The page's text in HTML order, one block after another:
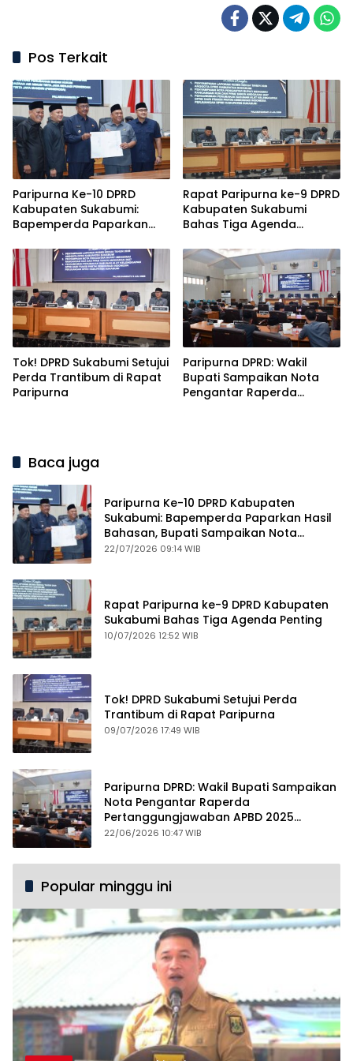
Pos Terkait
Paripurna Ke-10 DPRD
Kabupaten Sukabumi:
Bapemperda Paparkan
Sampaikan Nota
Pengantar PDAM
Rapat Paripurna ke-9 DPRD
Kabupaten Sukabumi
Bahas Tiga Agenda
Tok! DPRD Sukabumi Setujui
Perda Trantibum di Rapat
Paripurna
Paripurna DPRD: Wakil
Bupati Sampaikan Nota
Pengantar Raperda
Baca juga
Paripurna Ke-10 DPRD Kabupaten
Sukabumi: Bapemperda Paparkan Hasil
Bahasan, Bupati Sampaikan Nota
Pengantar PDAM
22/07/2026 09:14 WIB
Rapat Paripurna ke-9 DPRD Kabupaten
Sukabumi Bahas Tiga Agenda Penting
10/07/2026 12:52 WIB
Tok! DPRD Sukabumi Setujui Perda
Trantibum di Rapat Paripurna
09/07/2026 17:49 WIB
Paripurna DPRD: Wakil Bupati Sampaikan
Nota Pengantar Raperda
Pertanggungjawaban APBD 2025
dengan Raihan WTP ke-12
22/06/2026 10:47 WIB
Popular minggu ini